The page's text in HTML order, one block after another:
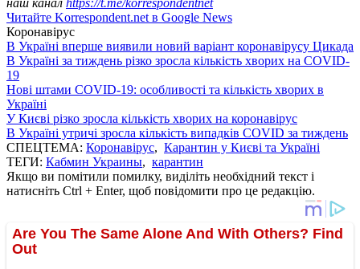
Читайте Korrespondent.net в Google News
Коронавірус
В Україні вперше виявили новий варіант коронавірусу Цикада
В Україні за тиждень різко зросла кількість хворих на COVID-
19
Нові штами COVID-19: особливості та кількість хворих в
Україні
У Києві різко зросла кількість хворих на коронавірус
В Україні утричі зросла кількість випадків COVID за тиждень
СПЕЦТЕМА: Коронавірус, Карантин у Києві та Україні
ТЕГИ: Кабмин Украины, карантин
Якщо ви помітили помилку, виділіть необхідний текст і
натисніть Ctrl + Enter, щоб повідомити про це редакцію.